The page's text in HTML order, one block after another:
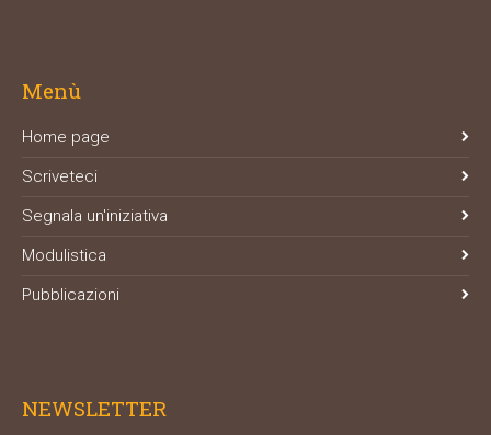
Menù
Home page
Scriveteci
Segnala un'iniziativa
Modulistica
Pubblicazioni
NEWSLETTER